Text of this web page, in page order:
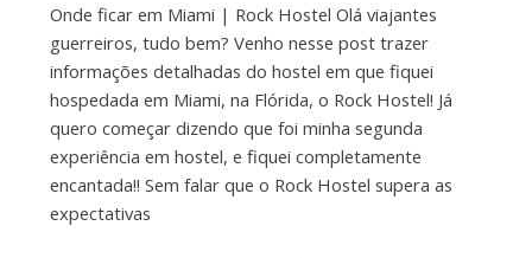
Onde ficar em Miami | Rock Hostel Olá viajantes
guerreiros, tudo bem? Venho nesse post trazer
informações detalhadas do hostel em que fiquei
hospedada em Miami, na Flórida, o Rock Hostel! Já
quero começar dizendo que foi minha segunda
experiência em hostel, e fiquei completamente
encantada!! Sem falar que o Rock Hostel supera as
expectativas